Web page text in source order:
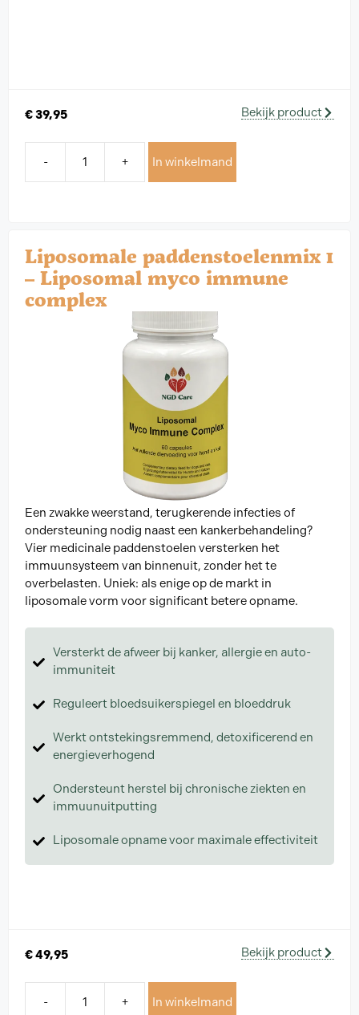
€39,95 Bekijk product
- + In winkelmand
Liposomale paddenstoelenmix 1
– Liposomal myco immune
complex
Een zwakke weerstand, terugkerende infecties of
ondersteuning nodig naast een kankerbehandeling?
Vier medicinale paddenstoelen versterken het
immuunsysteem van binnenuit, zonder het te
overbelasten. Uniek: als enige op de markt in
liposomale vorm voor significant betere opname.
Versterkt de afweer bij kanker, allergie en auto-
immuniteit
Reguleert bloedsuikerspiegel en bloeddruk
Werkt ontstekingsremmend, detoxificerend en
energieverhogend
Ondersteunt herstel bij chronische ziekten en
immuunuitputting
Liposomale opname voor maximale effectiviteit
€49,95 Bekijk product
- + In winkelmand